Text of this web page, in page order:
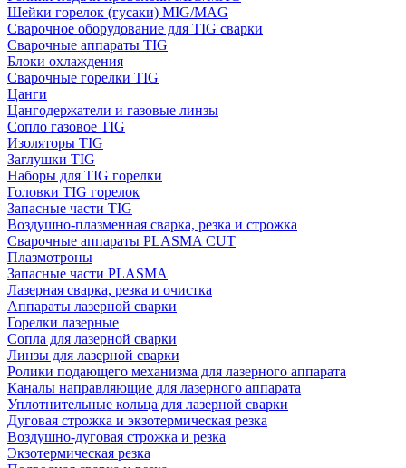
Шейки горелок (гусаки) MIG/MAG
Сварочное оборудование для TIG сварки
Сварочные аппараты TIG
Блоки охлаждения
Сварочные горелки TIG
Цанги
Цангодержатели и газовые линзы
Сопло газовое TIG
Изоляторы TIG
Заглушки TIG
Наборы для TIG горелки
Головки TIG горелок
Запасные части TIG
Воздушно-плазменная сварка, резка и строжка
Сварочные аппараты PLASMA CUT
Плазмотроны
Запасные части PLASMA
Лазерная сварка, резка и очистка
Аппараты лазерной сварки
Горелки лазерные
Сопла для лазерной сварки
Линзы для лазерной сварки
Ролики подающего механизма для лазерного аппарата
Каналы направляющие для лазерного аппарата
Уплотнительные кольца для лазерной сварки
Дуговая строжка и экзотермическая резка
Воздушно-дуговая строжка и резка
Экзотермическая резка